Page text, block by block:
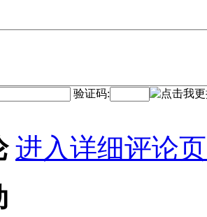
验证码:
进入详细评论